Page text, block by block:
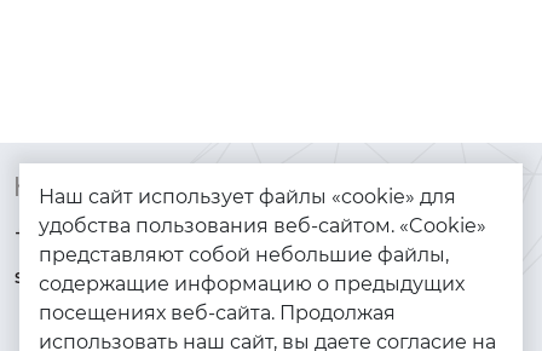
Контакты
+7 (925) 144-64-73
serebryanyye.grani@mail.ru
Каталог
Браслеты
Золото
Серебро
Наш сайт использует файлы «cookie» для
удобства пользования веб-сайтом. «Cookie»
представляют собой небольшие файлы,
содержащие информацию о предыдущих
посещениях веб-сайта. Продолжая
использовать наш сайт, вы даете согласие на